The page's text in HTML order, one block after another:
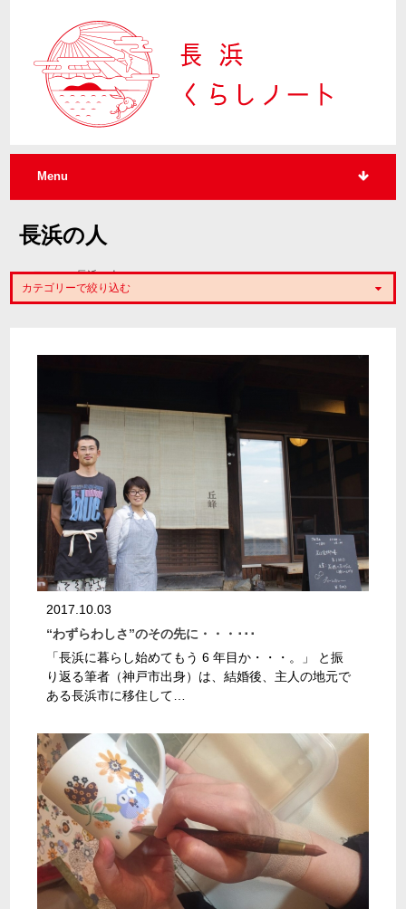
Menu
長浜の人
コンテンツ – 長浜の人
カテゴリーで絞り込む
2017.10.03
“わずらわしさ”のその先に・・・･･･
「長浜に暮らし始めてもう 6 年目か・・・。」 と振
り返る筆者（神戸市出身）は、結婚後、主人の地元で
ある長浜市に移住して…